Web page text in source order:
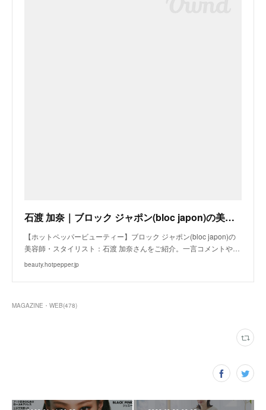
石渡 加奈｜ブロック ジャポン(bloc japon)の美容師・スタイリスト｜ホットペッパービューティー
【ホットペッパービューティー】ブロック ジャポン(bloc japon)の
美容師・スタイリスト：石渡 加奈さんをご紹介。一言コメントや…
beauty.hotpepper.jp
MAGAZINE・WEB(478)